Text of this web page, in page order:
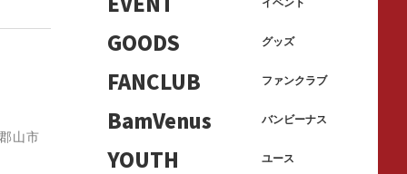
山市
GOODS グッズ
FANCLUB ファンクラブ
BamVenus バンビーナス
YOUTH ユース